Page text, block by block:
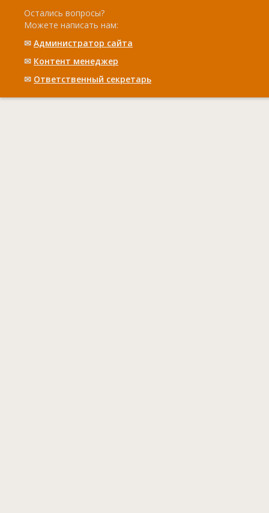
Остались вопросы?
Можете написать нам:
✉ Администратор сайта
✉ Контент менеджер
✉ Ответственный cекретарь